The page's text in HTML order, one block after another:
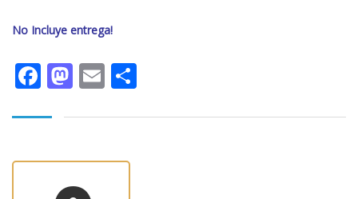
No Incluye entrega!
Facebook
Mastodon
Email